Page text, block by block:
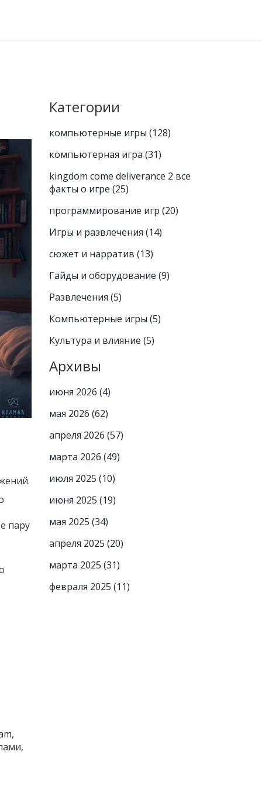
пару
Категории
компьютерные игры (128)
компьютерная игра (31)
kingdom come deliverance 2 все
факты о игре (25)
программирование игр (20)
Игры и развлечения (14)
сюжет и нарратив (13)
Гайды и оборудование (9)
Развлечения (5)
Компьютерные игры (5)
Культура и влияние (5)
Архивы
июня 2026 (4)
мая 2026 (62)
апреля 2026 (57)
марта 2026 (49)
июля 2025 (10)
июня 2025 (19)
мая 2025 (34)
апреля 2025 (20)
марта 2025 (31)
февраля 2025 (11)